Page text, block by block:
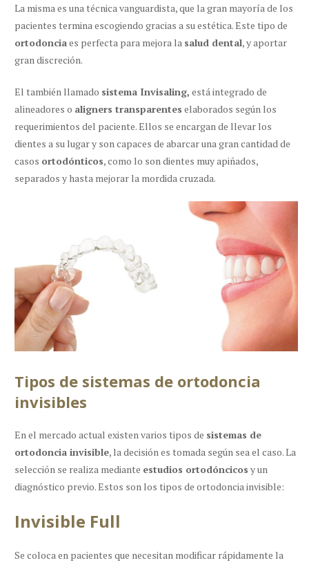
La misma es una técnica vanguardista, que la gran mayoría de los
pacientes termina escogiendo gracias a su estética. Este tipo de
ortodonciaes perfecta para mejora la salud dental, y aportar
gran discreción.
El también llamado sistema Invisaling, está integrado de
alineadores o aligners transparentes elaborados según los
requerimientos del paciente. Ellos se encargan de llevar los
dientes a su lugar y son capaces de abarcar una gran cantidad de
casos ortodónticos, como lo son dientes muy apiñados,
separados y hasta mejorar la mordida cruzada.
Tipos de sistemas de ortodoncia
invisibles
En el mercado actual existen varios tipos de sistemas de
ortodoncia invisible, la decisión es tomada según sea el caso. La
selección se realiza mediante estudios ortodóncicos y un
diagnóstico previo. Estos son los tipos de ortodoncia invisible:
Invisible Full
Se coloca en pacientes que necesitan modificar rápidamente la